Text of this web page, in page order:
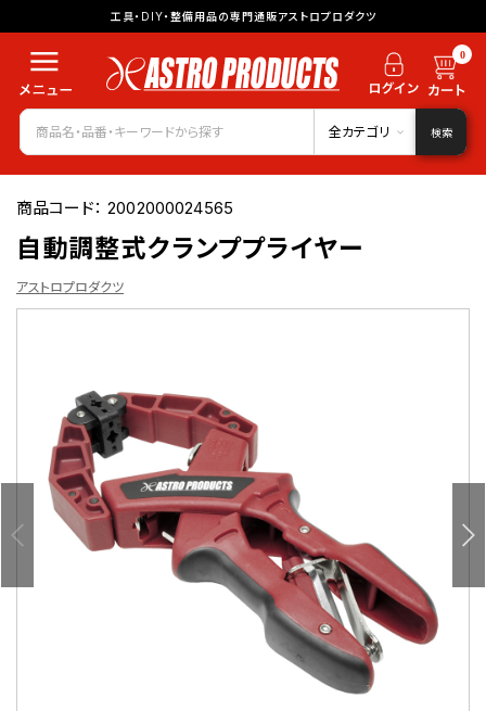
工具・DIY・整備用品の専門通販アストロプロダクツ
0
全カテゴリ 検索
商品コード：2002000024565
自動調整式クランププライヤー
アストロプロダクツ